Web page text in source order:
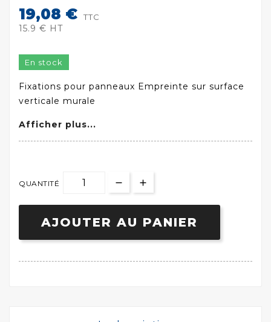
19,08 € TTC
15.9 € HT
En stock
Fixations pour panneaux Empreinte sur surface
verticale murale
Afficher plus...
QUANTITÉ
AJOUTER AU PANIER